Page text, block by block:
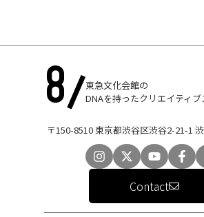
東急文化会館の
DNAを持ったクリエイティブ
〒150-8510 東京都渋谷区渋谷2-21-1
Contact